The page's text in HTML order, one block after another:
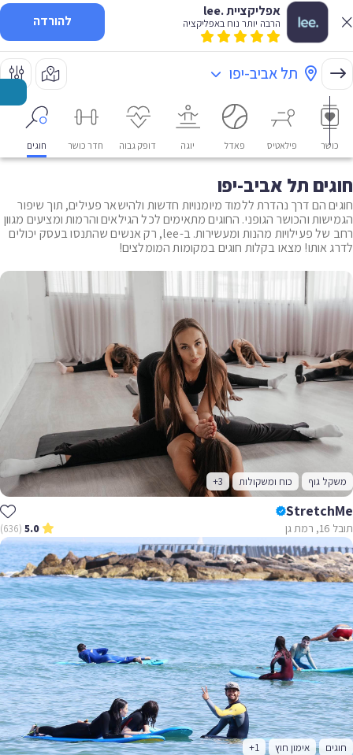
אפליקציית .lee
הרבה יותר נוח באפליקציה להורדה
תל אביב-יפו
כושר פילאטיס פאדל יוגה דופק גבוה חדר כושר חוגים
חוגים תל אביב-יפו
חוגים הם דרך נהדרת ללמוד מיומנויות חדשות ולהישאר פעילים, תוך שיפור
הגמישות והכושר הגופני. החוגים מתאימים לכל הגילאים והרמות ומציעים מגוון
רחב של פעילויות מהנות ומעשירות. ב-lee, רק אנשים שהתנסו בעסק יכולים
לדרג אותו! מצאו בקלות חוגים במקומות המומלצים!
משקל גוף כוח ומשקולות +3
StretchMe
תובל 16, רמת גן 5.0
(636)
חוגים אימון חוץ +1